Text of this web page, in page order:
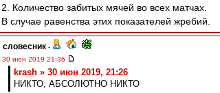
2. Количество забитых мячей во всех матчах.
В случае равенства этих показателей жребий.
словесник -
30 июн 2019 21:36
krash » 30 июн 2019, 21:26
НИКТО, АБСОЛЮТНО НИКТО